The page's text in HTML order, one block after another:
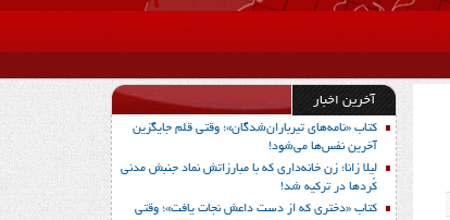
آخرین اخبار
کتاب «نامه‌های تیرباران‌شدگان»؛ وقتی قلم جایگزین
آخرین نفس‌ها می‌شود!
لیلا زانا؛ زن خانه‌داری که با مبارزاتش نماد جنبش مدنی
کُردها در ترکیه شد!
کتاب «دختری که از دست داعش نجات یافت»؛ وقتی